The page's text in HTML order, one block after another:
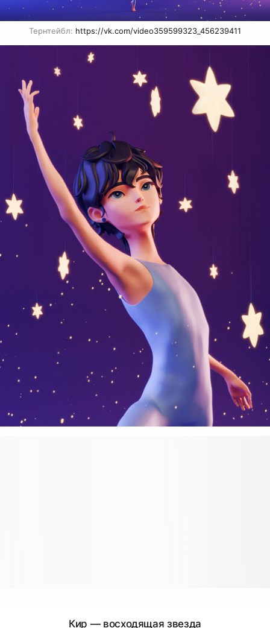
Тернтейбл: https://vk.com/video359599323_456239411
Кир — восходящая звезда